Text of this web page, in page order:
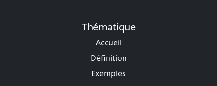
Thématique
Accueil
Définition
Exemples